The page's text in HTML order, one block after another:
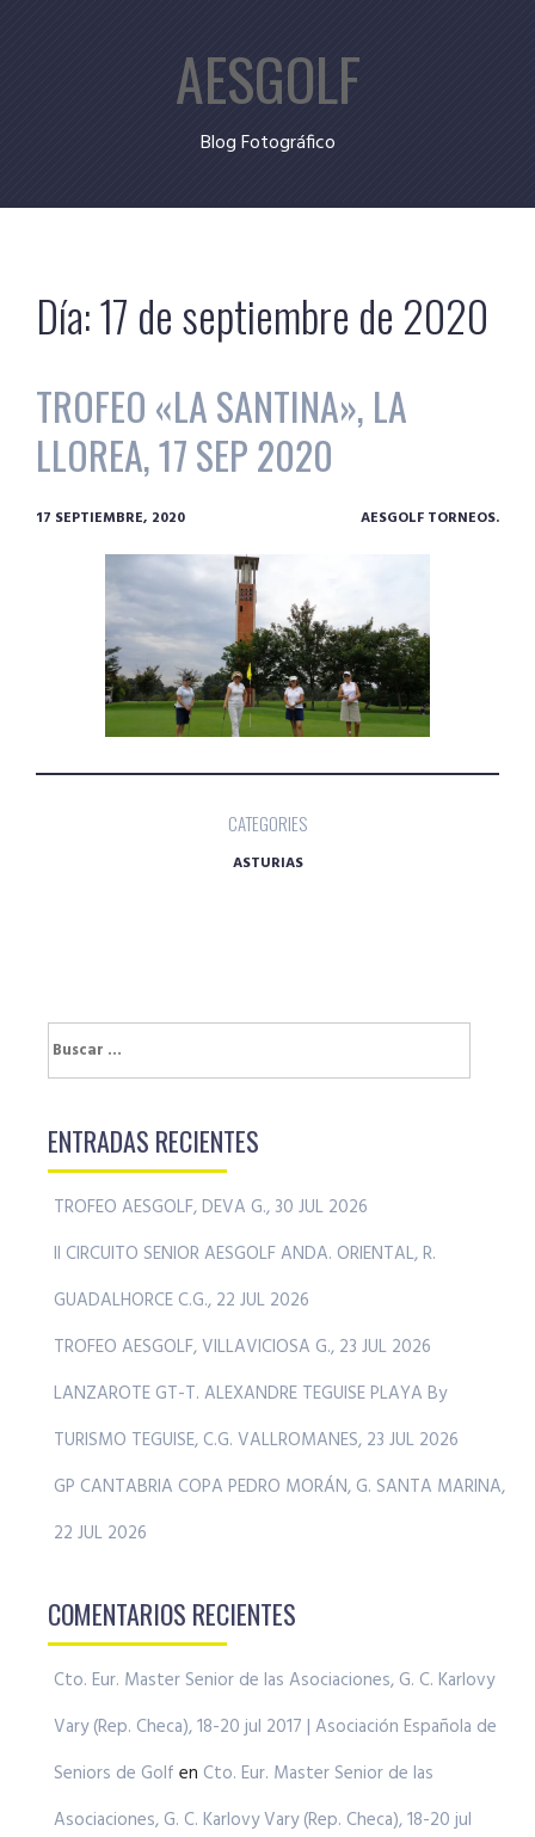
AESGOLF
Blog Fotográfico
Día:17 de septiembre de 2020
TROFEO «LA SANTINA», LA
LLOREA, 17 SEP 2020
17 SEPTIEMBRE, 2020 AESGOLF TORNEOS.
CATEGORIES
ASTURIAS
Buscar:
ENTRADAS RECIENTES
TROFEO AESGOLF, DEVA G., 30 JUL 2026
II CIRCUITO SENIOR AESGOLF ANDA. ORIENTAL, R.
GUADALHORCE C.G., 22 JUL 2026
TROFEO AESGOLF, VILLAVICIOSA G., 23 JUL 2026
LANZAROTE GT-T. ALEXANDRE TEGUISE PLAYA By
TURISMO TEGUISE, C.G. VALLROMANES, 23 JUL 2026
GP CANTABRIA COPA PEDRO MORÁN, G. SANTA MARINA,
22 JUL 2026
COMENTARIOS RECIENTES
Cto. Eur. Master Senior de las Asociaciones, G. C. Karlovy
Vary (Rep. Checa), 18-20 jul 2017 | Asociación Española de
Seniors de Golf en Cto. Eur. Master Senior de las
Asociaciones, G. C. Karlovy Vary (Rep. Checa), 18-20 jul